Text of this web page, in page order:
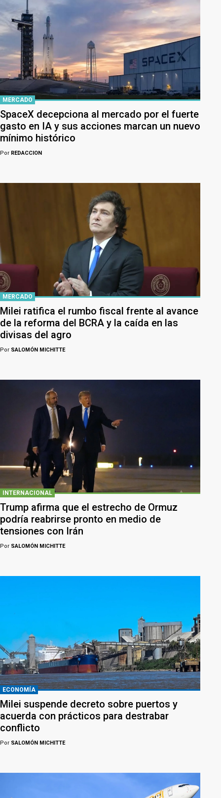
MERCADO
SpaceX decepciona al mercado por el fuerte
gasto en IA y sus acciones marcan un nuevo
mínimo histórico
Por REDACCION
MERCADO
Milei ratifica el rumbo fiscal frente al avance
de la reforma del BCRA y la caída en las
divisas del agro
Por SALOMÓN MICHITTE
INTERNACIONAL
Trump afirma que el estrecho de Ormuz
podría reabrirse pronto en medio de
tensiones con Irán
Por SALOMÓN MICHITTE
ECONOMÍA
Milei suspende decreto sobre puertos y
acuerda con prácticos para destrabar
conflicto
Por SALOMÓN MICHITTE